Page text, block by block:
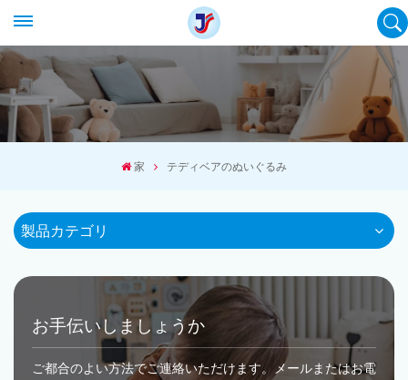
家 テディベアのぬいぐるみ
製品カテゴリ
お手伝いしましょうか
ご都合のよい方法でご連絡いただけます。メールまたはお電